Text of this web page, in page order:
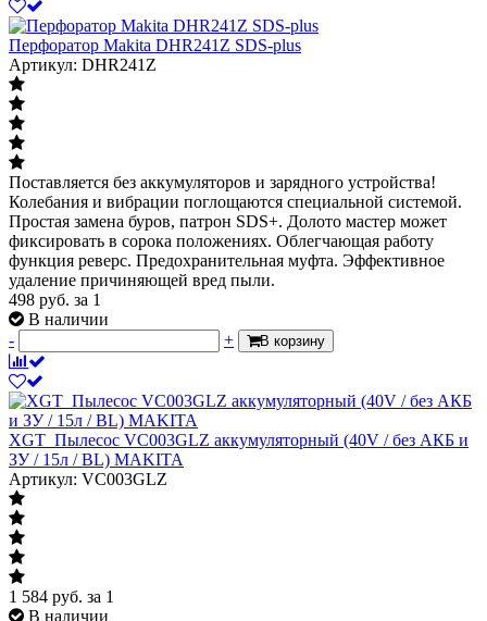
Перфоратор Makita DHR241Z SDS-plus
Артикул: DHR241Z
Поставляется без аккумуляторов и зарядного устройства!
Колебания и вибрации поглощаются специальной системой.
Простая замена буров, патрон SDS+. Долото мастер может
фиксировать в сорока положениях. Облегчающая работу
функция реверс. Предохранительная муфта. Эффективное
удаление причиняющей вред пыли.
498 руб. за 1
В наличии
-
+ В корзину
XGT_Пылесос VC003GLZ аккумуляторный (40V / без АКБ и
ЗУ / 15л / BL) MAKITA
Артикул: VC003GLZ
1 584 руб. за 1
В наличии